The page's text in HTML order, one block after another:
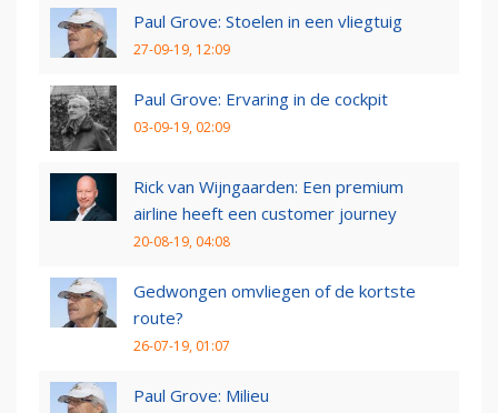
Paul Grove: Stoelen in een vliegtuig
27-09-19, 12:09
Paul Grove: Ervaring in de cockpit
03-09-19, 02:09
Rick van Wijngaarden: Een premium
airline heeft een customer journey
20-08-19, 04:08
Gedwongen omvliegen of de kortste
route?
26-07-19, 01:07
Paul Grove: Milieu